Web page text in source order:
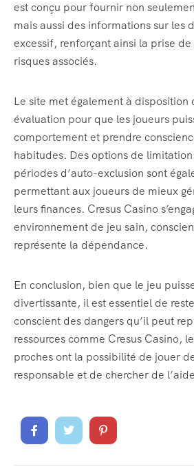
est conçu pour fournir non
mais aussi des informations sur les
excessif, renforçant ainsi la prise
risques associés.
Le site met également à disposition
évaluation pour que les joueurs
comportement et prendre
habitudes. Des options de
périodes d’auto-exclusion sont
permettant aux joueurs de mieux
leurs finances. Cresus Casino
environnement de jeu sain,
représente la dépendance.
En conclusion, bien que le jeu
divertissante, il est essentiel de
conscient des dangers qu’il peut
ressources comme Cresus Casino,
proches ont la possibilité de jouer
responsable et de chercher de